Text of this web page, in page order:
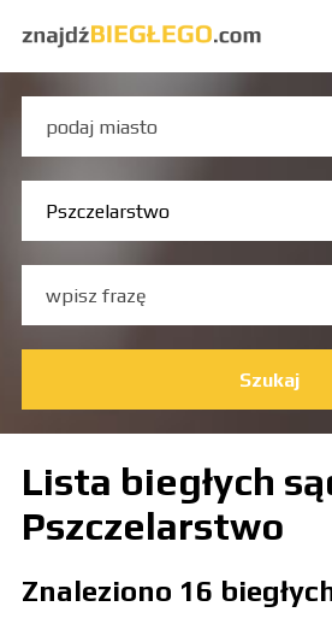
Szukaj
Lista biegłych
Pszczelarstwo
Znaleziono 16